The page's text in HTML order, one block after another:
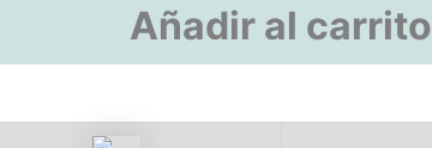
Añadir al carrito